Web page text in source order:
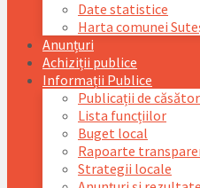
Date statistice
Harta comunei
Anunțuri
Achiziții publice
Informații Publice
Publicații de
Lista funcțiilor
Buget local
Rapoarte
Strategii locale